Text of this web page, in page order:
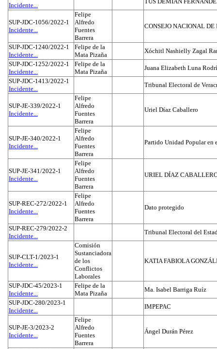
Incidente...
SUP-JDC-1056/2022-1
Incidente...
Felipe
Alfredo
Fuentes
Barrera
CONSEJO NACIONAL
SUP-JDC-1240/2022-1
Incidente...
Felipe de la
Mata Pizaña
Xóchitl Nashielly Zagal
SUP-JDC-1252/2022-1
Incidente...
Felipe de la
Mata Pizaña
Juana Elizabeth Luna
SUP-JDC-1413/2022-1
Incidente...
Tribunal Electoral de
SUP-JE-339/2022-1
Incidente...
Felipe
Alfredo
Fuentes
Barrera
Uriel Díaz Caballero
SUP-JE-340/2022-1
Incidente...
Felipe
Alfredo
Fuentes
Barrera
Partido Unidad Popular en
SUP-JE-341/2022-1
Incidente...
Felipe
Alfredo
Fuentes
Barrera
URIEL DÍAZ
SUP-REC-272/2022-1
Incidente...
Felipe
Alfredo
Fuentes
Barrera
Dato protegido
SUP-REC-279/2022-2
Incidente...
Tribunal Electoral del
SUP-CLT-1/2023-1
Incidente...
Comisión
Sustanciadora
de los
Conflictos
Laborales
KATIA FABIOLA
SUP-JDC-45/2023-1
Incidente...
Felipe de la
Mata Pizaña
Ma. Isabel Barriga Ruíz
SUP-JDC-280/2023-1
Incidente...
IMPEPAC
SUP-JE-3/2023-2
Incidente...
Felipe
Alfredo
Fuentes
Barrera
Ángel Durán Pérez